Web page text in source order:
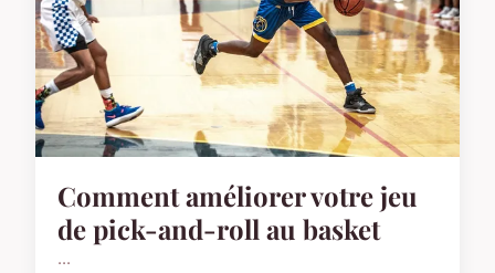
Comment améliorer votre jeu
de pick-and-roll au basket
...